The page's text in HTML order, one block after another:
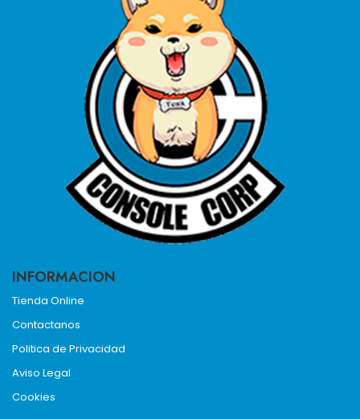
INFORMACION
Tienda Online
Contactanos
Politica de Privacidad
Aviso Legal
Cookies